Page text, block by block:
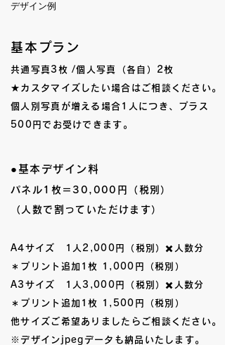
デザイン例
基本プラン
共通写真3枚 /個人写真（各自）2枚
​★カスタマイズしたい場合はご相談ください。
個人別写真が増える場合1人につき、プラス
500円でお受けできます。
●基本デザイン料
パネル1枚＝30,000円（税別）
（人数で割っていただけます）
A4サイズ 1人2,000円（税別）✖️人数分
＊プリント追加1枚 1,000円（税別）
A3サイズ 1人3,000円（税別）✖️人数分
＊プリント追加1枚 1,500円（税別）
他サイズご希望ありましたらご相談ください。
※デザインjpegデータも納品いたします。